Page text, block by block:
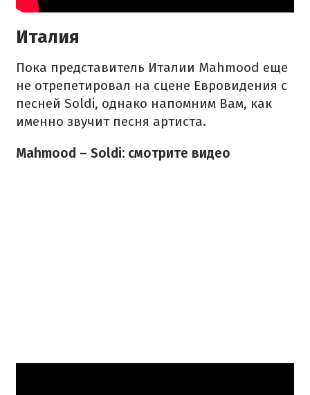
Италия
Пока представитель Италии Mahmood еще
не отрепетировал на сцене Евровидения с
песней Soldi, однако напомним Вам, как
именно звучит песня артиста.
Mahmood – Soldi: смотрите видео